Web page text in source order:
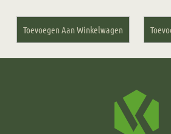
Toevoegen Aan Winkelwagen